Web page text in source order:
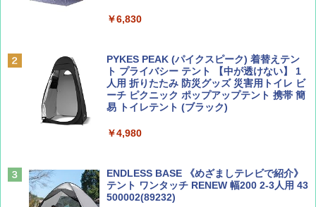
￥713
￥2,695
球の歩き方A ヨーロッパ
￥6,830
PYKES PEAK (パイクスピーク) 着替えテン
ト プライバシー テント 【中が透けない】 1
人用 折りたたみ 防災グッズ 災害用トイレ ビ
ーチ ピクニック ポップアップテント 携帯 簡
易 トイレテント (ブラック)
￥4,980
ENDLESS BASE 《めざましテレビで紹介》
テント ワンタッチ RENEW 幅200 2-3人用 43
500002(89232)